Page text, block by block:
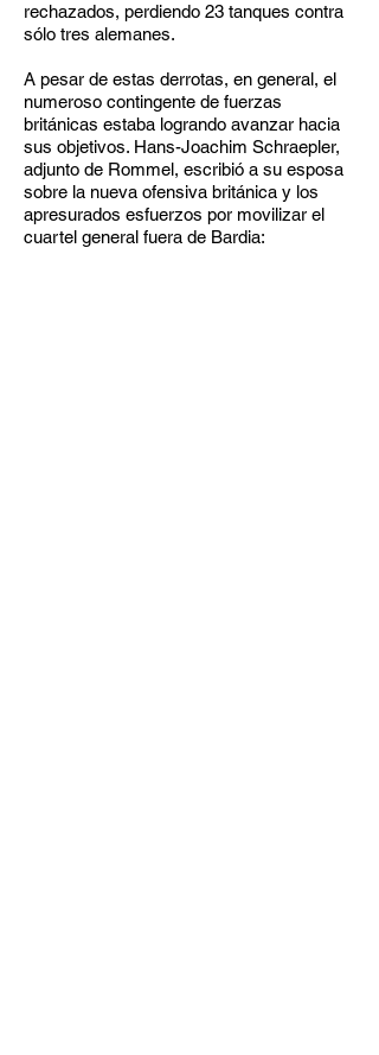
rechazados, perdiendo 23 tanques contra
sólo tres alemanes.
A pesar de estas derrotas, en general, el
numeroso contingente de fuerzas
británicas estaba logrando avanzar hacia
sus objetivos. Hans-Joachim Schraepler,
adjunto de Rommel, escribió a su esposa
sobre la nueva ofensiva británica y los
apresurados esfuerzos por movilizar el
cuartel general fuera de Bardia: